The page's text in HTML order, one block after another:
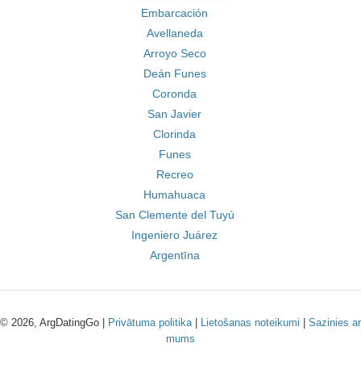
Embarcación
Avellaneda
Arroyo Seco
Deán Funes
Coronda
San Javier
Clorinda
Funes
Recreo
Humahuaca
San Clemente del Tuyú
Ingeniero Juárez
Argentīna
© 2026, ArgDatingGo | Privātuma politika| Lietošanas noteikumi
Sazinies ar
mums